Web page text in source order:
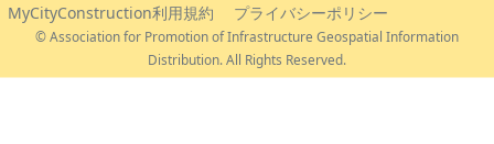
MyCityConstruction利用規約 プライバシーポリシー
© Association for Promotion of Infrastructure Geospatial Information
Distribution. All Rights Reserved.